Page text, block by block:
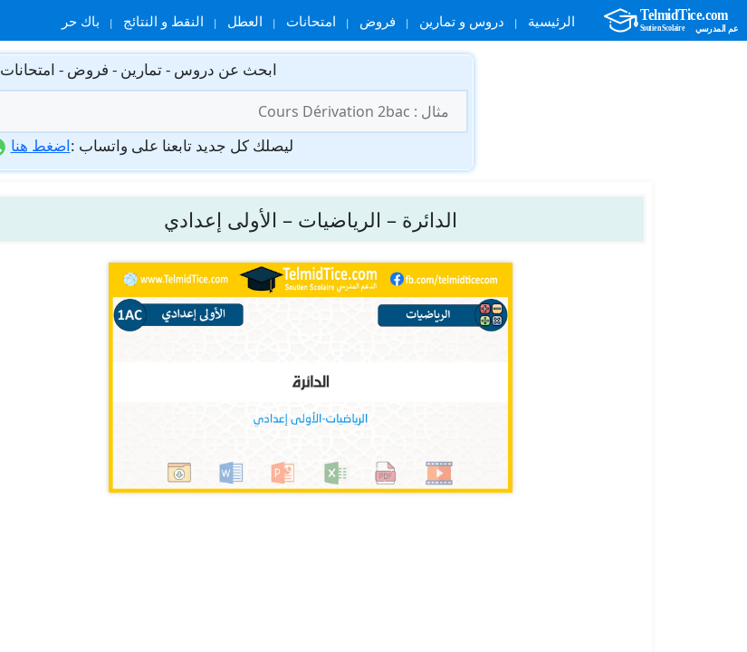
الرئيسية دروس و تمارين فروض امتحانات العطل النقط و النتائج باك حر
ابحث عن دروس - تمارين - فروض - امتحانات
عن:
ليصلك كل جديد تابعنا على واتساب :اضغط هنا
الدائرة – الرياضيات – الأولى إعدادي